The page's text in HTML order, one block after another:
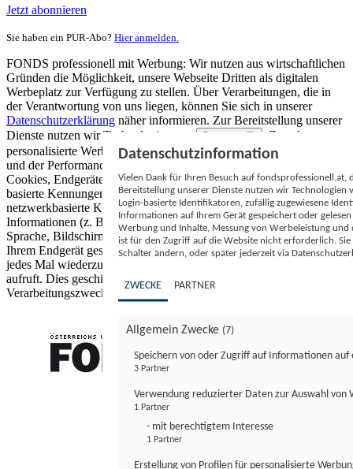
Jetzt abonnieren
Sie haben ein PUR-Abo? Hier anmelden.
FONDS professionell mit Werbung: Wir nutzen aus wirtschaftlichen
Gründen die Möglichkeit, unsere Webseite Dritten als digitalen
Werbeplatz zur Verfügung zu stellen. Über Verarbeitungen, die in
der Verantwortung von uns liegen, können Sie sich in unserer
Datenschutzerklärung näher informieren. Zur Bereitstellung unserer
Dienste nutzen wir Technologien von
Partnern (5)
. Zwecke:
personalisierte Werbung und Inhalte, Messung von Werbeleistung
und der Performance von Inhalten sowie Zielgruppenforschung.
Cookies, Endgeräte- oder ähnliche Online-Kennungen (z. B. login-
basierte Kennungen, zufällig generierte Kennungen,
netzwerkbasierte Kennungen) können zusammen mit anderen
Informationen (z. B. Browsertyp und Browserinformationen,
Sprache, Bildschirmgröße, unterstützte Technologien usw.) auf
Ihrem Endgerät gespeichert oder von dort ausgelesen werden, um es
jedes Mal wiederzuerkennen, wenn es eine App oder einer Webseite
aufruft. Dies geschieht für einen oder mehrere der hier aufgeführten
Verarbeitungszwecke.
Datenschutzinformation
Vielen Dank für Ihren Besuch auf
Bereitstellung unserer Dienste nutzen wir Technologien
Login-basierte Identifikatoren, zufällig zugewiesene
Informationen auf Ihrem Gerät gespeichert oder
Werbung und Inhalte, Messung von Werbeleistung
ist für den Zugriff auf die Website nicht erforderlich.
Schalter ändern, oder später jederzeit via
ZWECKE PARTNER
Allgemein Zwecke (7)
Speichern von oder Zugriff auf Informationen auf
3 Partner
Verwendung reduzierter Daten zur Auswahl von
1 Partner
- mit berechtigtem Interesse
1 Partner
Erstellung von Profilen für personalisierte
FONDS professionell